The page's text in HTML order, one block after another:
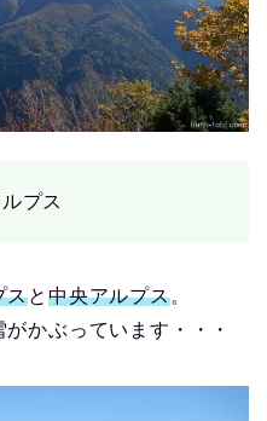
プス
スと中央アルプス。
かぶっています・・・